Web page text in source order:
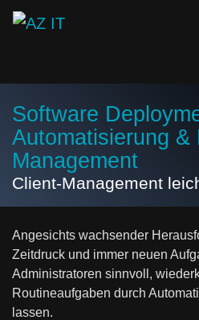
Software
Automatisierung &
Management
Client-Management
Angesichts wachsender
Zeitdruck und immer neuen
Administratoren sinnvoll,
Routineaufgaben durch
lassen.